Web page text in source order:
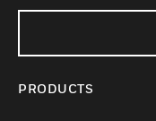
PRODUCTS